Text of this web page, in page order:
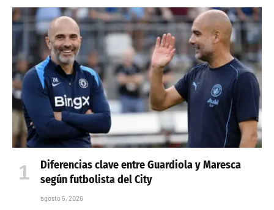
Diferencias clave entre Guardiola y Maresca
según futbolista del City
agosto 5, 2026